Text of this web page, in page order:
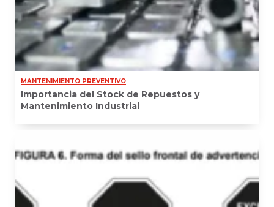
MANTENIMIENTO PREVENTIVO
Importancia del Stock de Repuestos y
Mantenimiento Industrial